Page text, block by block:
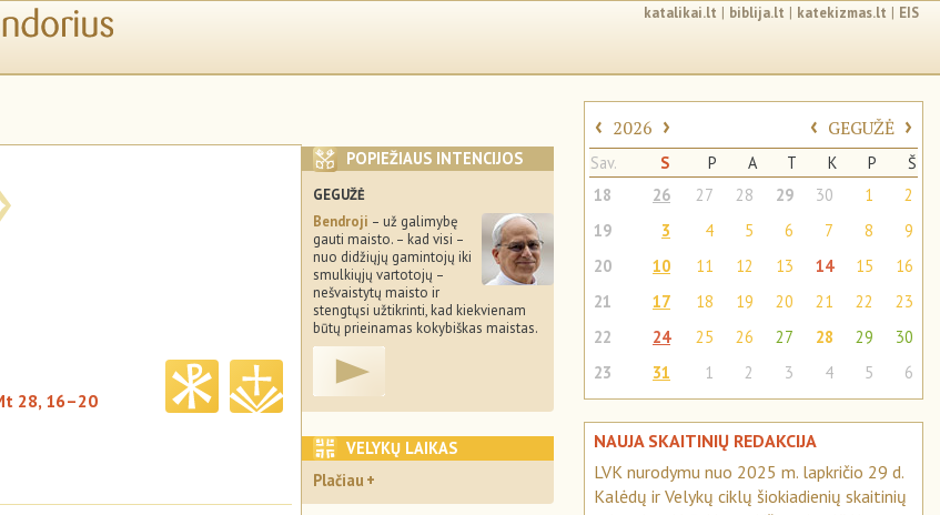
katalikai.lt | biblija.lt | katekizmas.lt | EIS
28, 16–20
POPIEŽIAUS INTENCIJOS
GEGUŽĖ
Bendroji – už galimybę
gauti maisto. – kad visi –
nuo didžiųjų gamintojų iki
smulkiųjų vartotojų –
nešvaistytų maisto ir
stengtųsi užtikrinti, kad kiekvienam
būtų prieinamas kokybiškas maistas.
VELYKŲ LAIKAS
Plačiau
‹ 2026 › ‹ GEGUŽĖ ›
Sav. S P A T K P
Š
18
26 27 28 29 30 1
2
19
3 4 5 6 7 8
9
20
10 11 12 13 14 15
16
21
17 18 19 20 21 22
23
22
24 25 26 27 28 29
30
23
31 1 2 3 4 5 6
NAUJA SKAITINIŲ REDAKCIJA
LVK nurodymu nuo 2025 m. lapkričio 29 d.
Kalėdų ir Velykų ciklų šiokiadienių skaitinių